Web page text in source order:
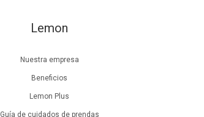
Lemon
Nuestra empresa
Beneficios
Lemon Plus
Guía de cuidados de prendas